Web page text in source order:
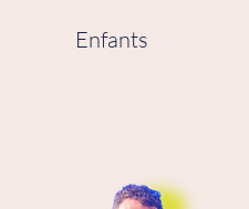
Enfants